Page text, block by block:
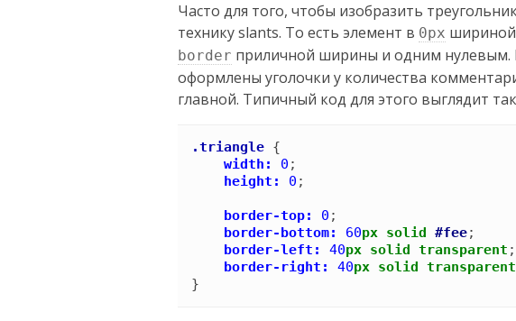
Часто для того, чтобы изобразить
технику slants. То есть элемент в 0px шириной
border приличной ширины и одним нулевым.
оформлены уголочки у количества
главной. Типичный код для этого выглядит
.triangle {
width:
0 ;
height:
0 ;
border-top: 0 ;
border-bottom:
60px solid #fee;
border-left:
40px solid transparent ;
border-right:
40px solid transparent
}